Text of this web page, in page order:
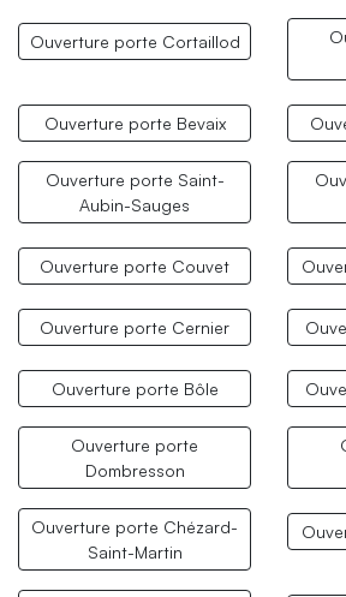
Ouverture porte Cortaillod
Ouverture porte Bevaix
Ouverture porte Saint-
Aubin-Sauges
Ouverture porte Couvet
Ouverture porte Cernier
Ouverture porte Bôle
Ouverture porte
Dombresson
Ouverture porte Chézard-
Saint-Martin